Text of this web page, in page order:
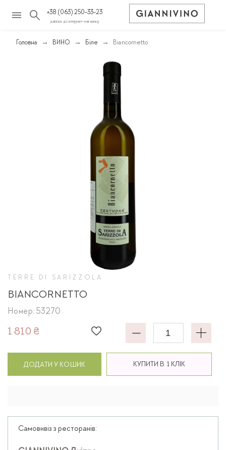
+38 (063) 250-33-23
дзвінок до інтернет-магазину
Головна ВИНО Біле Biancornetto
TERRE DI SARIZZOLA
BIANCORNETTO
Номер: 53270
1 810 ₴
ДОДАТИ У КОШИК КУПИТИ В 1 КЛІК
Самовивіз з ресторанів: